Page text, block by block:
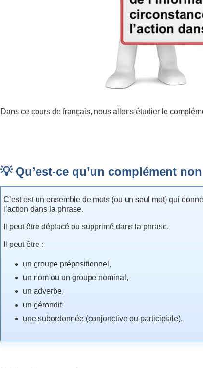
Dans ce cours de français, nous allons étudier le
💡 Qu’est-ce qu’un complément
C’est est un ensemble de mots (ou un seul mot) qui
l’action dans la phrase.
Il peut être déplacé ou supprimé dans la phrase.
Il peut être :
un groupe prépositionnel,
un nom ou un groupe nominal,
un adverbe,
un gérondif,
une subordonnée (conjonctive ou participiale).